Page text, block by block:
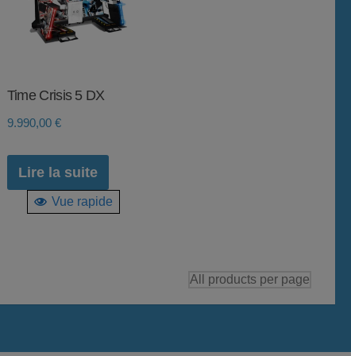
Time Crisis 5 DX
9.990,00 €
Lire la suite
Vue rapide